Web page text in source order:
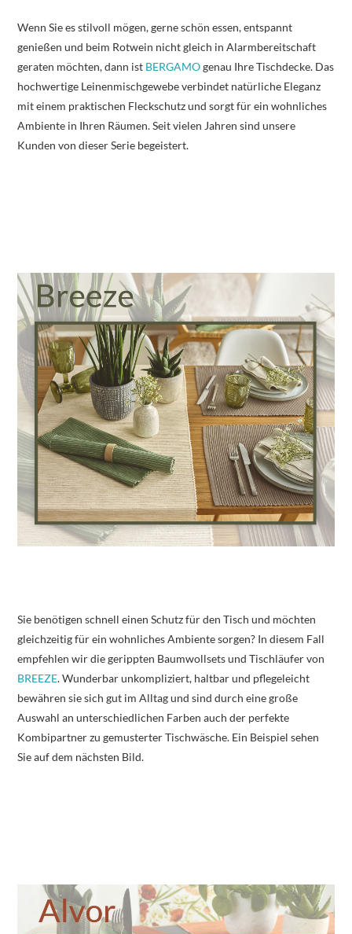
Wenn Sie es stilvoll mögen, gerne schön essen, entspannt
genießen und beim Rotwein nicht gleich in Alarmbereitschaft
geraten möchten, dann ist BERGAMOgenau Ihre Tischdecke. Das
hochwertige Leinenmischgewebe verbindet natürliche Eleganz
mit einem praktischen Fleckschutz und sorgt für ein wohnliches
Ambiente in Ihren Räumen. Seit vielen Jahren sind unsere
Kunden von dieser Serie begeistert.
Sie benötigen schnell einen Schutz für den Tisch und möchten
gleichzeitig für ein wohnliches Ambiente sorgen? In diesem Fall
empfehlen wir die gerippten Baumwollsets und Tischläufer von
BREEZE. Wunderbar unkompliziert, haltbar und pflegeleicht
bewähren sie sich gut im Alltag und sind durch eine große
Auswahl an unterschiedlichen Farben auch der perfekte
Kombipartner zu gemusterter Tischwäsche. Ein Beispiel sehen
Sie auf dem nächsten Bild.